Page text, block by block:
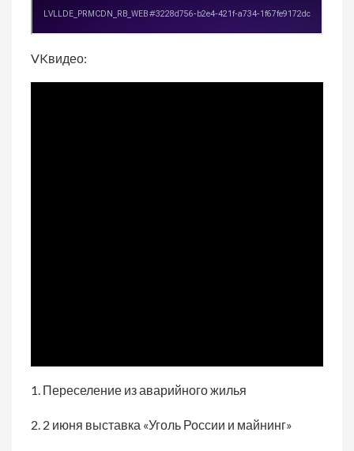
VKвидео:
1. Переселение из аварийного жилья
2. 2 июня выставка «Уголь России и майнинг»